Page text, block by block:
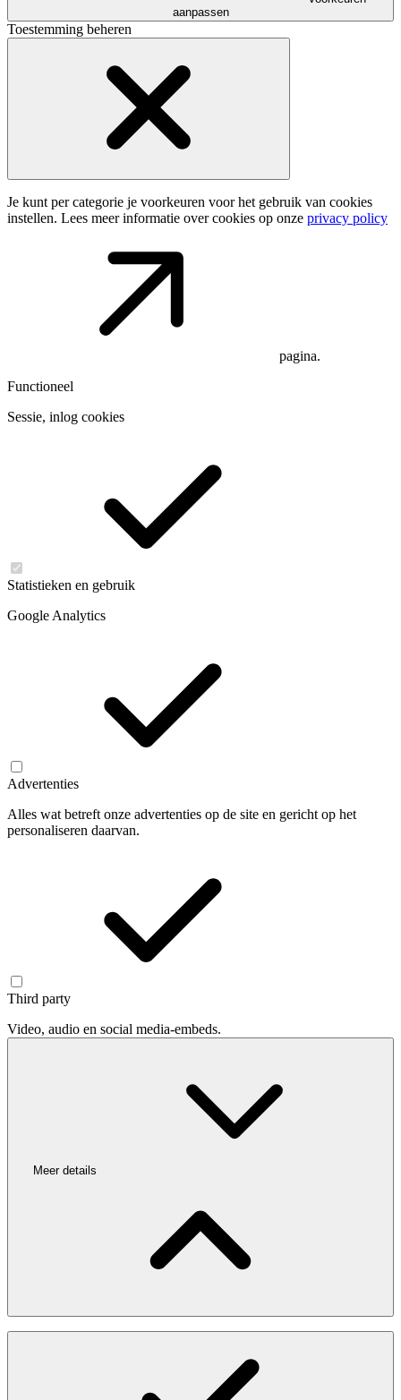
aanpassen
Toestemming beheren
Je kunt per categorie je voorkeuren voor het gebruik van cookies
instellen. Lees meer informatie over cookies op onze privacy policy
pagina.
Functioneel
Sessie, inlog cookies
Statistieken en gebruik
Google Analytics
Advertenties
Alles wat betreft onze advertenties op de site en gericht op het
personaliseren daarvan.
Third party
Video, audio en social media-embeds.
Meer details